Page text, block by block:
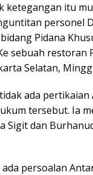
ketegangan itu
personel
Pidana
sebuah restoran
Selatan,
ada pertikaian
tersebut. Ia
Sigit dan
persoalan